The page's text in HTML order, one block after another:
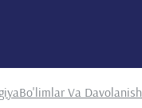
Bo'limlar Va Davolanish